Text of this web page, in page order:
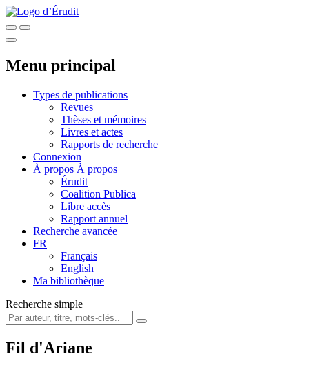
Menu principal
Types de publications
Revues
Thèses et mémoires
Livres et actes
Rapports de recherche
Connexion
À propos À propos
Érudit
Coalition Publica
Libre accès
Rapport annuel
Recherche avancée
FR
Français
English
Ma bibliothèque
Recherche simple
Fil d'Ariane